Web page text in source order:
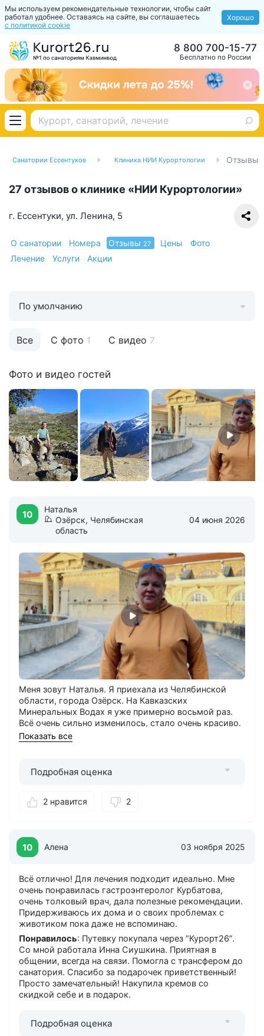
Мы используем рекомендательные технологии, чтобы сайт
работал удобнее. Оставаясь на сайте, вы соглашаетесь
с политикой cookie
Хорошо
Бесплатно по России
8 800 700-15-77
Санатории Ессентуков Клиника НИИ Курортологии Отзывы
27 отзывов о клинике «НИИ Курортологии»
г. Ессентуки, ул. Ленина, 5
О санатории Номера Отзывы 27 Цены
Фото
Лечение
Услуги Акции
Все С фото 1 С видео 7
По умолчанию
Фото и видео гостей
10
Наталья
Озёрск, Челябинская
область
04 июня 2026
Меня зовут Наталья. Я приехала из Челябинской
области, города Озёрск. На Кавказских
Минеральных Водах я уже примерно восьмой раз.
Всё очень сильно изменилось, стало очень красиво.
В городе нравится грязелечебница — прекрасная,
люди доброжелательные, всегда помогут,
Я отдыхаю в клинике ФМБА России «Юность». Мы её
не выбирали, нам с работы дали путёвку. В
раз у нас вообще шикарный номер: душ, туалет —
ремонт по ваннам, жалко. Особенно нравится
девочка Марина на физлечении — умница, всегда
можно договориться по времени, если ты на
Свободное время проводим так: ходили в
Шаляпина, в Пятигорскую оперетту, в дельфинарий.
Мы здесь не первый раз, на Домбае и везде уже
были. Уровень услуг санатория соответствует цене
путёвки. Мы за путёвку не платили (заплатило
предприятие), но я думаю, что это денег стоило.
Девочки стараются. Я рекомендую этот санаторий.
Молодёжи, скажу, будет сразу скучно, кто не готов
к тому, что надо постоянно ходить и гулять. Для
тридцати плюс — без проблем.
Можно лучше: Может быть, не такую
большие очереди. По времени вроде бы, но девочки
в отпусках ходят, всё понятно.
Показать все
Подробная оценка
2 нравится 2
10 Алена 03 ноября 2025
Всё отлично! Для лечения подходит идеально. Мне
очень понравилась гастроэнтеролог Курбатова,
очень толковый врач, дала полезные рекомендации.
Придерживаюсь их дома и о своих проблемах с
животиком пока даже не вспоминаю.
Понравилось: Путевку покупала через “Курорт26”.
Со мной работала Инна Сиушкина. Приятная в
общении, всегда на связи. Помогла с трансфером до
санатория. Спасибо за подарочек приветственный!
Просто замечательный! Накупила кремов со
скидкой себе и в подарок.
Подробная оценка